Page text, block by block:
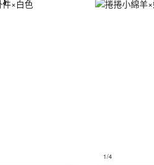
1/4